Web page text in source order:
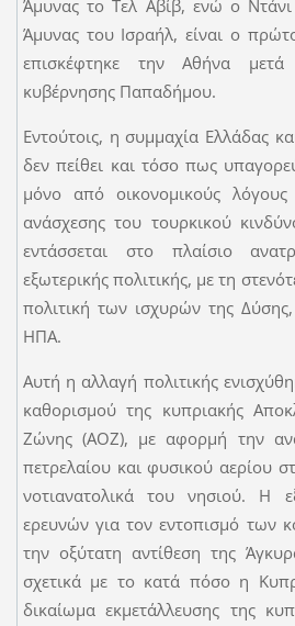
Άμυνας το Τελ Αβίβ, ενώ ο
Άμυνας του Ισραήλ, είναι ο
επισκέφτηκε την Αθήνα
κυβέρνησης Παπαδήμου.
Εντούτοις, η συμμαχία Ελλάδας
δεν πείθει και τόσο πως
μόνο από οικονομικούς
ανάσχεσης του τουρκικού
εντάσσεται στο πλαίσιο
εξωτερικής πολιτικής, με τη
πολιτική των ισχυρών της
ΗΠΑ.
Αυτή η αλλαγή πολιτικής
καθορισμού της κυπριακής
Ζώνης (ΑΟΖ), με αφορμή την
πετρελαίου και φυσικού αερίου
νοτιανατολικά του νησιού. Η
ερευνών για τον εντοπισμό των
την οξύτατη αντίθεση της
σχετικά με το κατά πόσο η
δικαίωμα εκμετάλλευσης της